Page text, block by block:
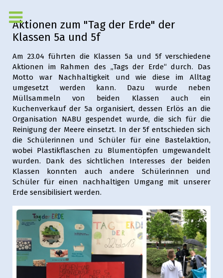
Aktionen zum "Tag der Erde" der
Klassen 5a und 5f
Am 23.04 führten die Klassen 5a und 5f verschiedene
Aktionen im Rahmen des „Tags der Erde“ durch. Das
Motto war Nachhaltigkeit und wie diese im Alltag
umgesetzt werden kann. Dazu wurde neben
Müllsammeln von beiden Klassen auch ein
Kuchenverkauf der 5a organisiert, dessen Erlös an die
Organisation NABU gespendet wurde, die sich für die
Reinigung der Meere einsetzt. In der 5f entschieden sich
die Schülerinnen und Schüler für eine Bastelaktion,
wobei Plastikflaschen zu Blumentöpfen umgewandelt
wurden. Dank des sichtlichen Interesses der beiden
Klassen konnten auch andere Schülerinnen und
Schüler für einen nachhaltigen Umgang mit unserer
Erde sensibilisiert werden.